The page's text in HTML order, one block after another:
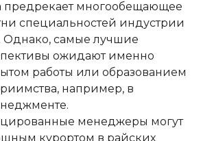
предрекает многообещающее
специальностей индустрии
Однако, самые лучшие
ожидают именно
работы или образованием
например, в
менеджеры могут
курортом в райских